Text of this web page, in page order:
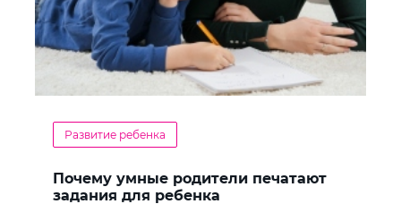
Развитие ребенка
Почему умные родители печатают
задания для ребенка